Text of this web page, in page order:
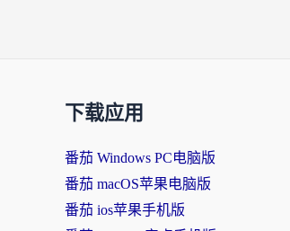
下载应用
番茄 Windows PC电脑版
番茄 macOS苹果电脑版
番茄 ios苹果手机版